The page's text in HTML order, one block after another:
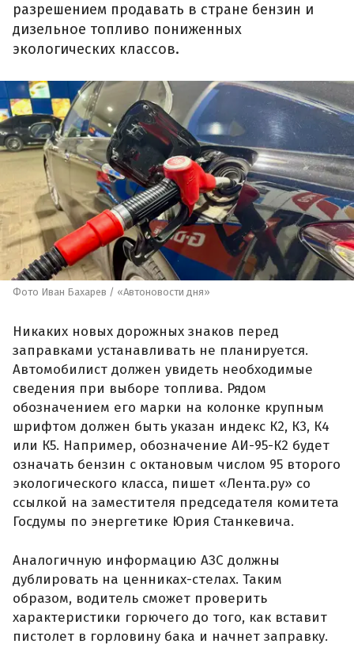
разрешением продавать в стране бензин и
дизельное топливо пониженных
экологических классов.
Фото Иван Бахарев / «Автоновости дня»
Никаких новых дорожных знаков перед
заправками устанавливать не планируется.
Автомобилист должен увидеть необходимые
сведения при выборе топлива. Рядом
обозначением его марки на колонке крупным
шрифтом должен быть указан индекс К2, К3, К4
или К5. Например, обозначение АИ-95-К2 будет
означать бензин с октановым числом 95 второго
экологического класса, пишет «Лента.ру» со
ссылкой на заместителя председателя комитета
Госдумы по энергетике Юрия Станкевича.
Аналогичную информацию АЗС должны
дублировать на ценниках-стелах. Таким
образом, водитель сможет проверить
характеристики горючего до того, как вставит
пистолет в горловину бака и начнет заправку.